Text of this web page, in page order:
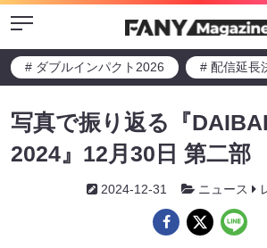
Menu
# ダブルインパクト2026 # 配信延長
写真で振り返る『
2024』12月30日 第二部
2024-12-31 ニュース